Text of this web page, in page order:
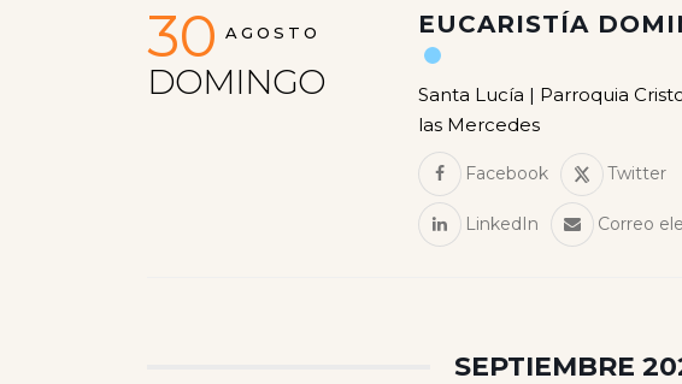
30 AGOSTO
DOMINGO
EUCARISTÍA
Santa Lucía | Parroquia
las Mercedes
Facebook Twitter
LinkedIn Correo
SEPTIEMBRE